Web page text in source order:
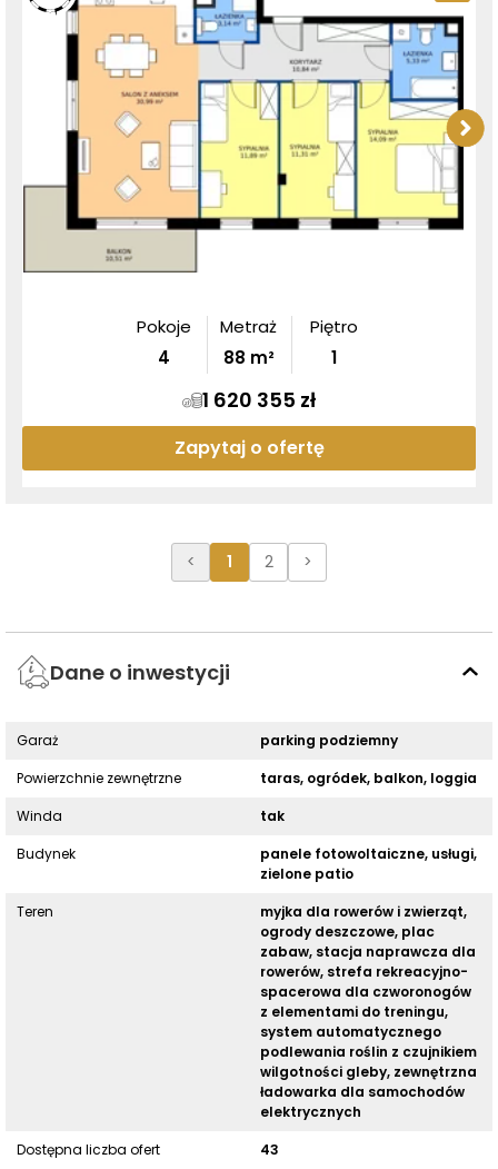
Pokoje
4
Metraż
88 m²
Piętro
1
1 620 355 zł
Zapytaj o ofertę
< 1 2 >
Dane o inwestycji
Garaż
parking podziemny
Powierzchnie zewnętrzne
taras, ogródek, balkon, loggia
Winda
tak
Budynek
panele fotowoltaiczne, usługi,
zielone patio
Teren
myjka dla rowerów i zwierząt,
ogrody deszczowe, plac
zabaw, stacja naprawcza dla
rowerów, strefa rekreacyjno-
spacerowa dla czworonogów
z elementami do treningu,
system automatycznego
podlewania roślin z czujnikiem
wilgotności gleby, zewnętrzna
ładowarka dla samochodów
elektrycznych
Dostępna liczba ofert
43